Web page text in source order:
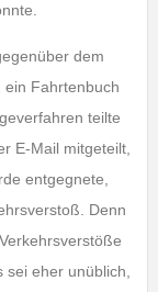
dem
Fahrtenbuch
teilte
E-Mail mitgeteilt,
entgegnete,
Denn
eher unüblich,